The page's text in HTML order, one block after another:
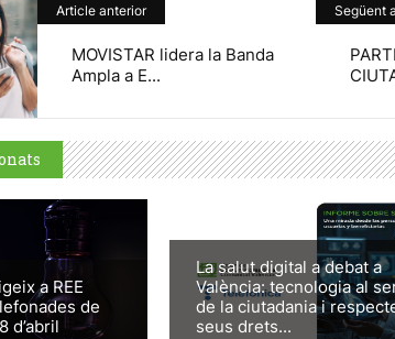
Article anterior
MOVISTAR lidera la Banda
Ampla a E...
Següent
a REE
de
d’abril
La salut digital a debat a
València: tecnologia al
de la ciutadania i
seus drets...